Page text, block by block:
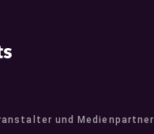
und Medienpartner